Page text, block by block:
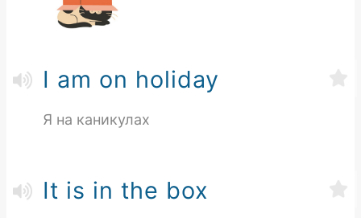
I am on holiday
Я на каникулах
It is in the box